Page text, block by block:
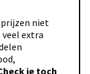
prijzen niet
extra
je toch